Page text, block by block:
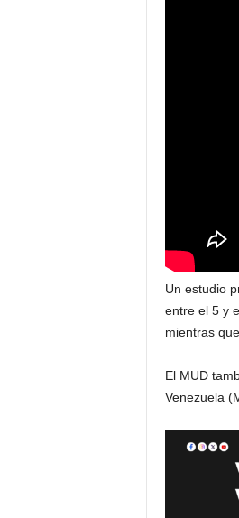
Un estudio
entre el 5 y
mientras
El MUD
Venezuela